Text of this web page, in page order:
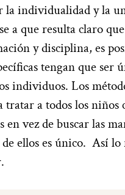
la individualidad y la
a que resulta claro
ydisciplina, es
tenganque ser
individuos. Los
tratar a todos los niños
en vez de buscar las
ellos es único. Así lo
.